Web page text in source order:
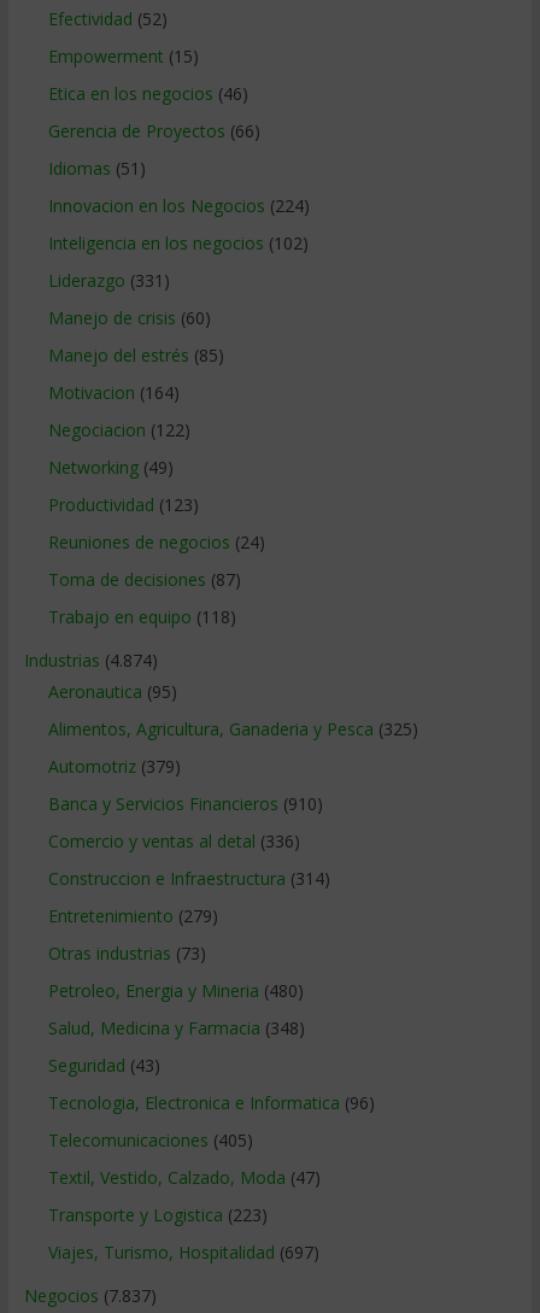
Efectividad (52)
Empowerment (15)
Etica en los negocios (46)
Gerencia de Proyectos (66)
Idiomas (51)
Innovacion en los Negocios (224)
Inteligencia en los negocios (102)
Liderazgo (331)
Manejo de crisis (60)
Manejo del estrés (85)
Motivacion (164)
Negociacion (122)
Networking(49)
Productividad (123)
Reuniones de negocios (24)
Toma de decisiones (87)
Trabajo en equipo (118)
Industrias (4.874)
Aeronautica (95)
Alimentos, Agricultura, Ganaderia y Pesca (325)
Automotriz(379)
Banca y Servicios Financieros (910)
Comercio y ventas al detal (336)
Construccion e Infraestructura (314)
Entretenimiento (279)
Otras industrias (73)
Petroleo, Energia y Mineria (480)
Salud, Medicina y Farmacia (348)
Seguridad (43)
Tecnologia, Electronica e Informatica (96)
Telecomunicaciones (405)
Textil, Vestido, Calzado, Moda (47)
Transporte y Logistica (223)
Viajes, Turismo, Hospitalidad (697)
Negocios (7.837)